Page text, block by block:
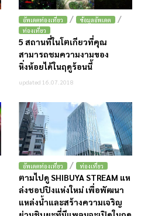
อัพเดตท่องเที่ยว / ข้อมูลอัพเดต /
ท่องเที่ยว
5 สถานที่ในโตเกียวที่คุณ
สามารถชมความงามของ
หิ่งห้อยได้ในฤดูร้อนนี้
updated 16.07.2018
อัพเดตท่องเที่ยว / ท่องเที่ยว
ตามไปดู SHIBUYA STREAM แห
ล่งชอปปิงแห่งใหม่ เพื่อพัฒนา
แหล่งน้ำและสร้างความเจริญ